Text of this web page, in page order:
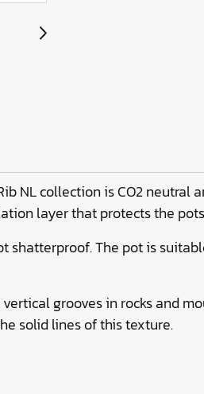
NL collection is CO2
layer that protects the
shatterproof. The pot is
grooves in rocks and
solid lines of this texture.